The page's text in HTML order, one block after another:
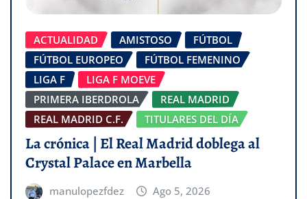
ACTUALIDAD AMISTOSO
FÚTBOL
FÚTBOL EUROPEO
FÚTBOL FEMENINO
LIGA F
LIGA F MOEVE
PRIMERA IBERDROLA
REAL MADRID
REAL MADRID C.F.
TITULARES DEL DÍA
La crónica | El Real Madrid doblega al
Crystal Palace en Marbella
manulopezfdez Ago 5, 2026